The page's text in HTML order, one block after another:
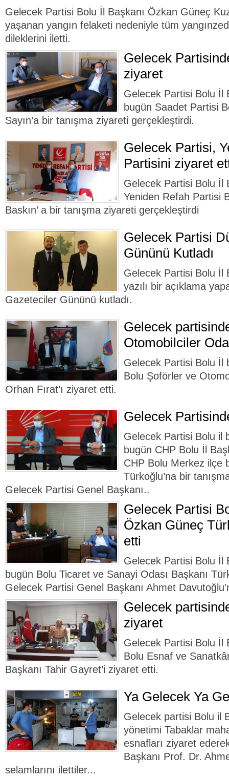
Gelecek Partisi Bolu İl Başkanı Özkan Güneç
yaşanan yangın felaketi nedeniyle tüm
dileklerini iletti.
Gelecek
ziyaret
Gelecek Partisi Bolu İl
bugün Saadet Partisi
Sayın’a bir tanışma ziyareti gerçekleştirdi.
Gelecek Partisi,
Partisini ziyaret
Gelecek Partisi Bolu İl
Yeniden Refah Partisi
Baskın’ a bir tanışma ziyareti gerçekleştirdi
Gelecek Partisi
Gününü Kutladı
Gelecek Partisi Bolu İl
yazılı bir açıklama
Gazeteciler Gününü kutladı.
Gelecek
Otomobilciler
Gelecek Partisi Bolu İl
Bolu Şoförler ve
Orhan Fırat’ı ziyaret etti.
Gelecek
Gelecek Partisi Bolu il
bugün CHP Bolu İl
CHP Bolu Merkez ilçe
Türkoğlu’na bir
Gelecek Partisi Genel Başkanı..
Gelecek Partisi
Özkan Güneç
etti
Gelecek Partisi Bolu İl
bugün Bolu Ticaret ve Sanayi Odası Başkanı
Gelecek Partisi Genel Başkanı Ahmet
Gelecek
ziyaret
Gelecek Partisi Bolu İl
Bolu Esnaf ve
Başkanı Tahir Gayret’i ziyaret etti.
Ya Gelecek Ya
Gelecek partisi Bolu il
yönetimi Tabaklar
esnafları ziyaret
Başkanı Prof. Dr.
selamlarını ilettiler...